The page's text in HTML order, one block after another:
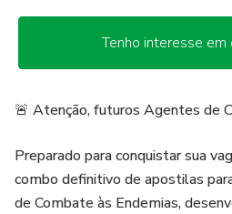
Tenho interesse em
🚨 Atenção, futuros Agentes de
Preparado para conquistar sua
combo definitivo de apostilas
de Combate às Endemias,